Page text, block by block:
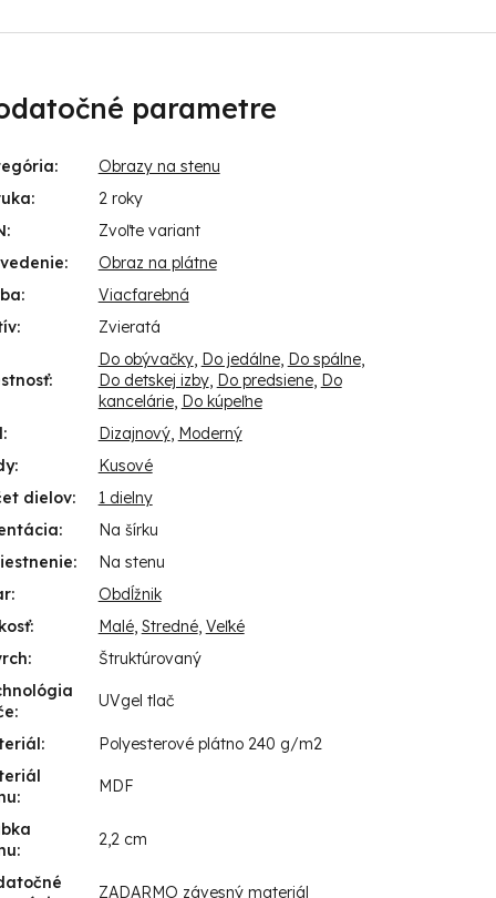
parametre
:
Obrazy na stenu
:
2 roky
:
Zvoľte variant
:
Obraz na plátne
:
Viacfarebná
: Zvieratá
:
Do obývačky, Do jedálne, Do spálne,
Do detskej izby, Do predsiene, Do
kancelárie, Do kúpeľne
: Dizajnový, Moderný
:
Kusové
dielov:
1 dielny
:
Na šírku
:
Na stenu
:
Obdĺžnik
: Malé, Stredné, Veľké
:
Štruktúrovaný
:
UVgel tlač
:
Polyesterové plátno 240 g/m2
:
MDF
:
2,2 cm
ZADARMO závesný materiál